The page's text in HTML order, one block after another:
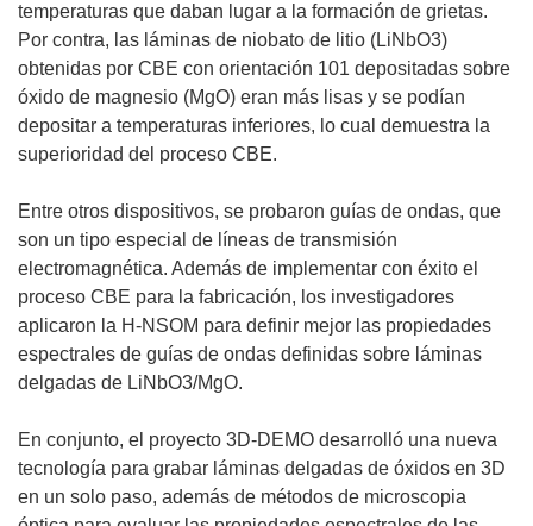
temperaturas que daban lugar a la formación de grietas.
Por contra, las láminas de niobato de litio (LiNbO3)
obtenidas por CBE con orientación 101 depositadas sobre
óxido de magnesio (MgO) eran más lisas y se podían
depositar a temperaturas inferiores, lo cual demuestra la
superioridad del proceso CBE.
Entre otros dispositivos, se probaron guías de ondas, que
son un tipo especial de líneas de transmisión
electromagnética. Además de implementar con éxito el
proceso CBE para la fabricación, los investigadores
aplicaron la H-NSOM para definir mejor las propiedades
espectrales de guías de ondas definidas sobre láminas
delgadas de LiNbO3/MgO.
En conjunto, el proyecto 3D-DEMO desarrolló una nueva
tecnología para grabar láminas delgadas de óxidos en 3D
en un solo paso, además de métodos de microscopia